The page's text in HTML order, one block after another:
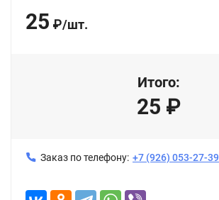
25 ₽/шт.
Итого:
25 ₽
Заказ по телефону: +7 (926) 053-27-39